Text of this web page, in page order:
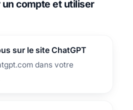
compte et utiliser
sur le site ChatGPT
dans votre